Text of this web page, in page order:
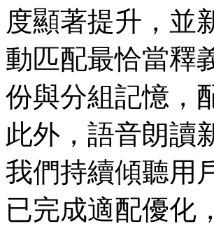
度顯著提升，並
動匹配最恰當釋
份與分組記憶，
此外，語音朗讀
我們持續傾聽用
已完成適配優化